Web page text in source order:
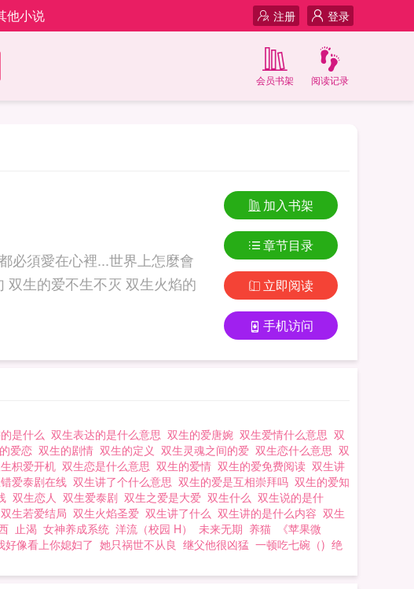
他小说 登录
注册
阅读记录
会员书架
必須愛在心裡...世界上怎麼會
加入书架
章节目录
立即阅读
手机访问
是什么 双生表达的是什么意思 双生的爱唐婉 双生爱情什么意思 双
爱恋 双生的剧情 双生的定义 双生灵魂之间的爱 双生恋什么意思 双
枳爱开机 双生恋是什么意思 双生的爱情 双生的爱免费阅读 双生讲
爱泰剧在线 双生讲了个什么意思 双生的爱是互相崇拜吗 双生的爱知
双生恋人 双生爱泰剧 双生之爱是大爱 双生什么 双生说的是什
双生若爱结局 双生火焰圣爱 双生讲了什么 双生讲的是什么内容 双生
止渴 女神养成系统 洋流（校园 H） 未来无期 养猫
《苹果微
好像看上你媳妇了 她只祸世不从良 继父他很凶猛 一顿吃七碗（) 绝